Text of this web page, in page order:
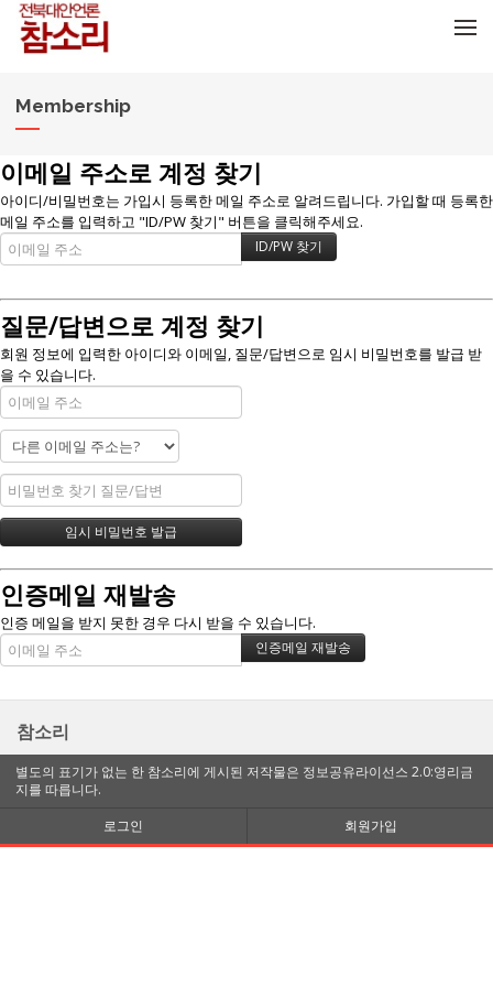
Membership
이메일 주소로 계정 찾기
아이디/비밀번호는 가입시 등록한 메일 주소로 알려드립니다. 가입할 때 등록한
메일 주소를 입력하고 "ID/PW 찾기" 버튼을 클릭해주세요.
질문/답변으로 계정 찾기
회원 정보에 입력한 아이디와 이메일, 질문/답변으로 임시 비밀번호를 발급 받
을 수 있습니다.
인증메일 재발송
인증 메일을 받지 못한 경우 다시 받을 수 있습니다.
참소리
별도의 표기가 없는 한 참소리에 게시된 저작물은 정보공유라이선스 2.0:영리금
지를 따릅니다.
로그인
회원가입